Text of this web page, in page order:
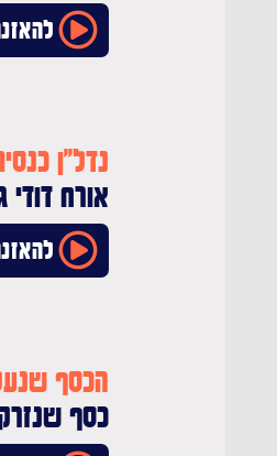
נדל"ן כנסים
אורח דודי
הכסף שנעלם
כסף